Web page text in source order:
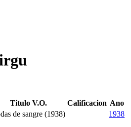
Titulo V.O. Calificacion Ano
de sangre (1938) 1938